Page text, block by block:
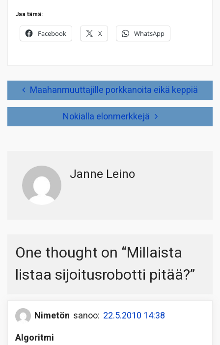
Jaa tämä:
Facebook X WhatsApp
ArtikkelienMaahanmuuttajille porkkanoita eikä keppiä
Nokialla elonmerkkejä
Janne Leino
One thought on “Millaista
listaa sijoitusrobotti pitää?”
Nimetön sanoo: 22.5.2010 14:38
Algoritmi